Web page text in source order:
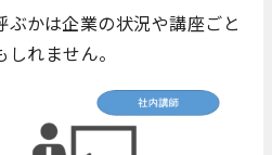
ぶかは企業の状況や講座ごと
れません。